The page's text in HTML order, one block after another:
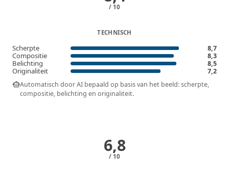
/ 10
TECHNISCH
Scherpte 8,7
Compositie 8,3
Belichting 8,5
Originaliteit 7,2
smart_toyAutomatisch door AI bepaald op basis van het beeld: scherpte,
compositie, belichting en originaliteit.
6,8
/ 10